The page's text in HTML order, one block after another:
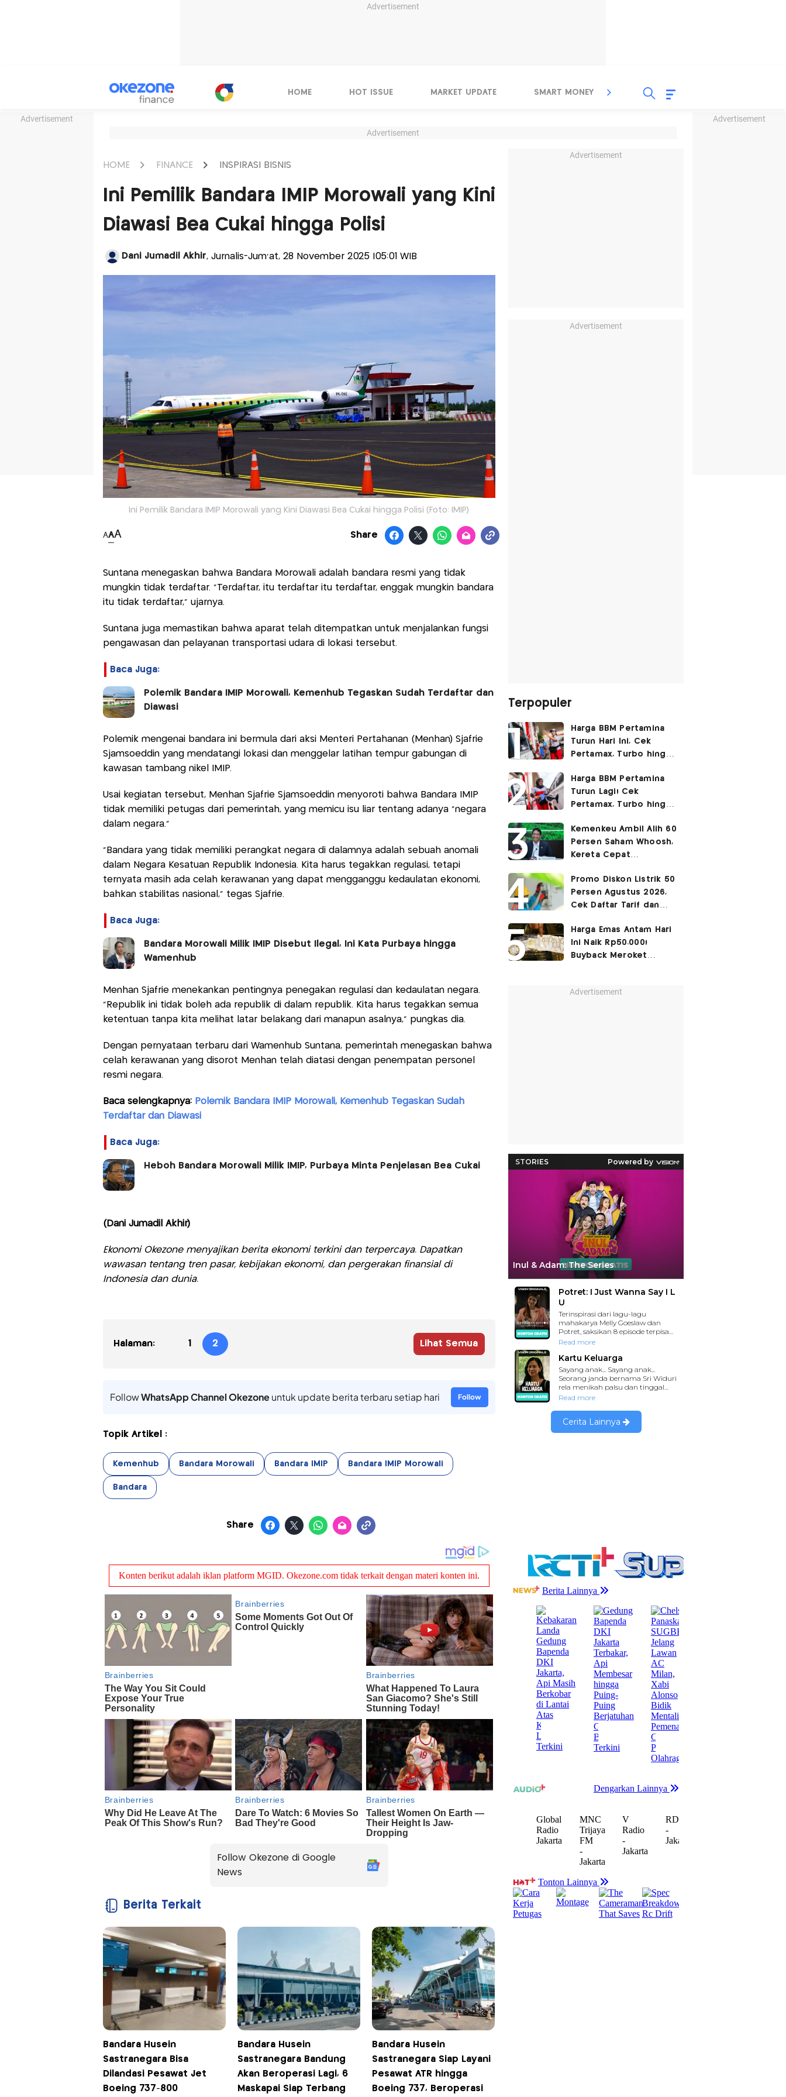
Advertisement
Advertisement Advertisement
HOME HOT ISSUE MARKET UPDATE SMART MONEY INSPIRASI BISNIS
Advertisement
HOME FINANCE INSPIRASI BISNIS
Ini Pemilik Bandara IMIP Morowali yang Kini
Diawasi Bea Cukai hingga Polisi
Dani Jumadil Akhir, Jurnalis-Jum'at, 28 November 2025 |05:01 WIB
Ini Pemilik Bandara IMIP Morowali yang Kini Diawasi Bea Cukai hingga Polisi (Foto: IMIP)
AAA Share
Suntana menegaskan bahwa Bandara Morowali adalah bandara resmi yang tidak
mungkin tidak terdaftar. "Terdaftar, itu terdaftar itu terdaftar, enggak mungkin bandara
itu tidak terdaftar,” ujarnya.
Suntana juga memastikan bahwa aparat telah ditempatkan untuk menjalankan fungsi
pengawasan dan pelayanan transportasi udara di lokasi tersebut.
Baca Juga:
Polemik Bandara IMIP Morowali, Kemenhub Tegaskan Sudah Terdaftar dan
Diawasi
Polemik mengenai bandara ini bermula dari aksi Menteri Pertahanan (Menhan) Sjafrie
Sjamsoeddin yang mendatangi lokasi dan menggelar latihan tempur gabungan di
kawasan tambang nikel IMIP.
Usai kegiatan tersebut, Menhan Sjafrie Sjamsoeddin menyoroti bahwa Bandara IMIP
tidak memiliki petugas dari pemerintah, yang memicu isu liar tentang adanya "negara
dalam negara."
"Bandara yang tidak memiliki perangkat negara di dalamnya adalah sebuah anomali
dalam Negara Kesatuan Republik Indonesia. Kita harus tegakkan regulasi, tetapi
ternyata masih ada celah kerawanan yang dapat mengganggu kedaulatan ekonomi,
bahkan stabilitas nasional,” tegas Sjafrie.
Baca Juga:
Bandara Morowali Milik IMIP Disebut Ilegal, Ini Kata Purbaya hingga
Wamenhub
Menhan Sjafrie menekankan pentingnya penegakan regulasi dan kedaulatan negara.
"Republik ini tidak boleh ada republik di dalam republik. Kita harus tegakkan semua
ketentuan tanpa kita melihat latar belakang dari manapun asalnya,” pungkas dia.
Dengan pernyataan terbaru dari Wamenhub Suntana, pemerintah menegaskan bahwa
celah kerawanan yang disorot Menhan telah diatasi dengan penempatan personel
resmi negara.
Baca selengkapnya: Polemik Bandara IMIP Morowali, Kemenhub Tegaskan Sudah
Terdaftar dan Diawasi
Baca Juga:
Heboh Bandara Morowali Milik IMIP, Purbaya Minta Penjelasan Bea Cukai
(Dani Jumadil Akhir)
Ekonomi Okezone menyajikan berita ekonomi terkini dan terpercaya. Dapatkan
wawasan tentang tren pasar, kebijakan ekonomi, dan pergerakan finansial di
Indonesia dan dunia.
Halaman: 1 2 Lihat Semua
FollowWhatsApp Channel Okezoneuntuk update berita terbaru setiap hari Follow
Topik Artikel :
Kemenhub Bandara Morowali Bandara IMIP Bandara IMIP Morowali
Bandara
Share
Follow Okezone di Google
News
Berita Terkait
Bandara Husein
Sastranegara Bisa
Dilandasi Pesawat Jet
Boeing 737-800
Bandara Husein
Sastranegara Bandung
Akan Beroperasi Lagi, 6
Maskapai Siap Terbang
Bandara Husein
Sastranegara Siap Layani
Pesawat ATR hingga
Boeing 737, Beroperasi
Advertisement
Advertisement
Terpopuler
Harga BBM Pertamina
Turun Hari Ini, Cek
Pertamax, Turbo hingga
2026
Harga BBM Pertamina
Turun Lagi! Cek
Pertamax, Turbo hingga
Agustus 2026
Kemenkeu Ambil Alih 60
Persen Saham Whoosh,
Kereta Cepat
Surabaya
Promo Diskon Listrik 50
Persen Agustus 2026,
Cek Daftar Tarif dan
Harga Emas Antam Hari
Ini Naik Rp50.000!
Buyback Meroket
Advertisement